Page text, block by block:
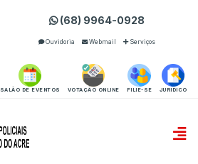
(68) 9964-0928
Ouvidoria Webmail Serviços
SALÃO DE EVENTOS VOTAÇÃO ONLINE FILIE-SE JURIDICO